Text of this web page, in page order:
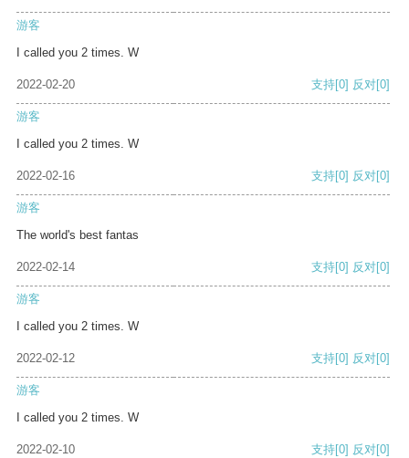
游客
I called you 2 times. W
2022-02-20 支持[0] 反对[0]
游客
I called you 2 times. W
2022-02-16 支持[0] 反对[0]
游客
The world's best fantas
2022-02-14 支持[0] 反对[0]
游客
I called you 2 times. W
2022-02-12 支持[0] 反对[0]
游客
I called you 2 times. W
2022-02-10 支持[0] 反对[0]